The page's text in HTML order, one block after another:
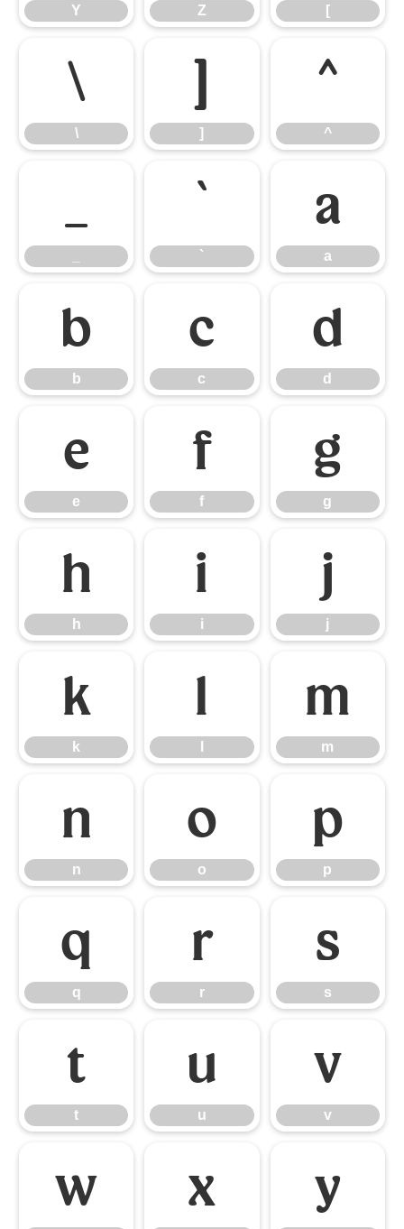
Y Z [
\
\
]
]
^
^
_ `
`
a
a
b
b
c
c
d
d
e
e
f
f
g
g
h
h
i
i
j
j
k
k
l m
m
n
n
o
o
p
p
q
q
r
r
s
s
t
t
u
u
v
v
w x y